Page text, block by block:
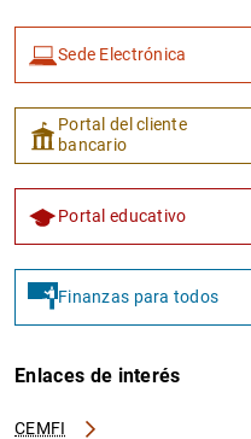
Sede Electrónica
Portal del cliente
bancario
Portal educativo
Finanzas para todos
Enlaces de interés
CEMFI